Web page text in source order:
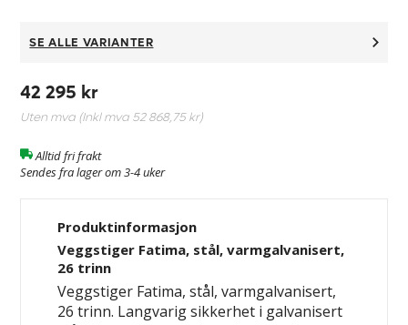
SE ALLE VARIANTER
42 295 kr
Uten mva (Inkl mva 52 868,75 kr)
Alltid fri frakt
Sendes fra lager om 3-4 uker
Produktinformasjon
Veggstiger Fatima, stål, varmgalvanisert,
26 trinn
Veggstiger Fatima, stål, varmgalvanisert,
26 trinn. Langvarig sikkerhet i galvanisert